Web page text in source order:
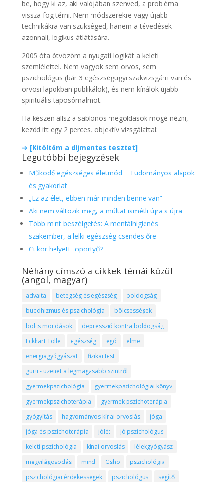
be, hogy ki az, aki valójában szenved, a probléma
vissza fog térni. Nem módszerekre vagy újabb
technikákra van szükséged, hanem a tévedések
azonnali, logikus átlátására.
2005 óta ötvözöm a nyugati logikát a keleti
szemlélettel. Nem vagyok sem orvos, sem
pszichológus (bár 3 egészségügyi szakvizsgám van és
orvosi lapokban publikálok), és nem kínálok újabb
spirituális taposómalmot.
Ha készen állsz a sablonos megoldások mögé nézni,
kezdd itt egy 2 perces, objektív vizsgálattal:
➔ [Kitöltöm a díjmentes tesztet]
Legutóbbi bejegyzések
Működő egészséges életmód – Tudományos alapok
és gyakorlat
„Ez az élet, ebben már minden benne van”
Aki nem változik meg, a múltat ismétli újra s újra
Több mint beszélgetés: A mentálhigiénés
szakember, a lelki egészség csendes őre
Cukor helyett töpörtyű?
Néhány címszó a cikkek témái közül
(angol, magyar)
advaita betegség és egészség
boldogság
buddhizmus és pszichológia
bölcsességek
bölcs mondások
depresszió kontra boldogság
Eckhart Tolle
egészség egó
elme
energiagyógyászat
fizikai test
guru - üzenet a legmagasabb szintről
gyermekpszichológia
gyermekpszichológiai könyv
gyermekpszichoterápia
gyermek pszichoterápia
gyógyítás
hagyományos kínai orvoslás
jóga
jóga és pszichoterápia
jólét
jó pszichológus
keleti pszichológia
kínai orvoslás
lélekgyógyász
megvilágosodás
mind Osho
pszichológia
pszichológiai érdekességek
pszichológus
segítő